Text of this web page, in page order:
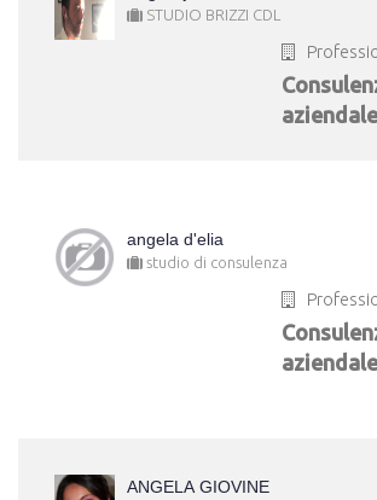
STUDIO BRIZZI CDL
aziendale
angela d'elia
studio di consulenza
aziendale
ANGELA GIOVINE